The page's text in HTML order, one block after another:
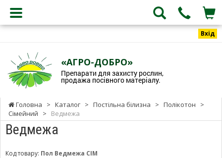
Вхід
«АГРО-ДОБРО»
Препарати для захисту рослин,
продажа посівного матеріалу.
Головна > Каталог > Постільна білизна > Полікотон
>
Сімейний
> Ведмежа
Ведмежа
Код товару: Пол Ведмежа СІМ